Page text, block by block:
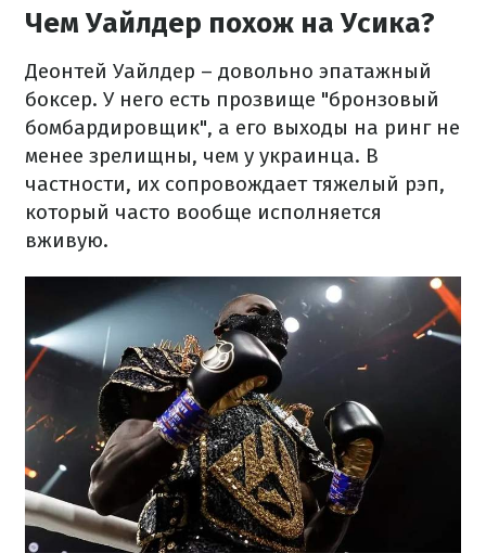
Чем Уайлдер похож на Усика?
Деонтей Уайлдер – довольно эпатажный
боксер. У него есть прозвище "бронзовый
бомбардировщик", а его выходы на ринг не
менее зрелищны, чем у украинца. В
частности, их сопровождает тяжелый рэп,
который часто вообще исполняется
вживую.